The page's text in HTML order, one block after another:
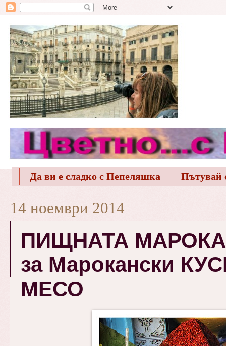
Да ви е сладко с Пепеляшка Пътувай
14 ноември 2014
ПИЩНАТА
за Марокански
МЕСО